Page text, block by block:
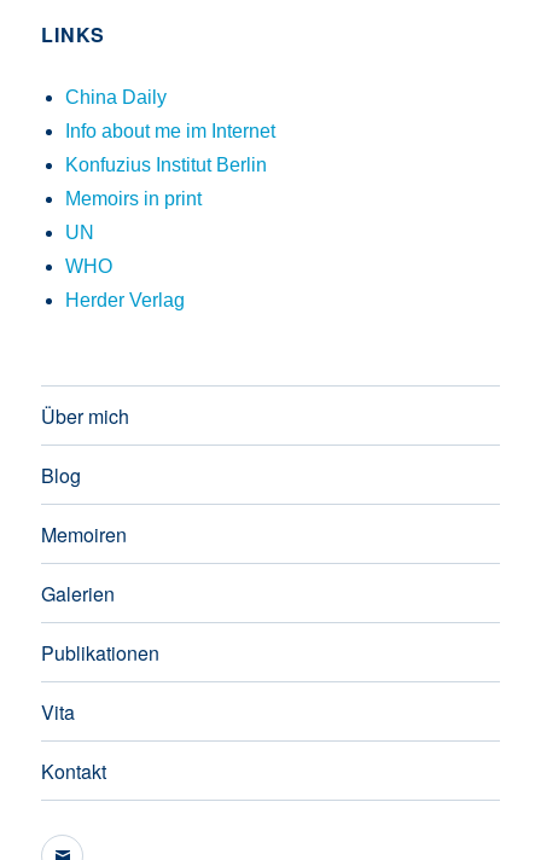
LINKS
China Daily
Info about me im Internet
Konfuzius Institut Berlin
Memoirs in print
UN
WHO
Herder Verlag
Über mich
Blog
Memoiren
Galerien
Publikationen
Vita
Kontakt
E-